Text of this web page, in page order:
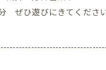
ぜひ遊びにきてください